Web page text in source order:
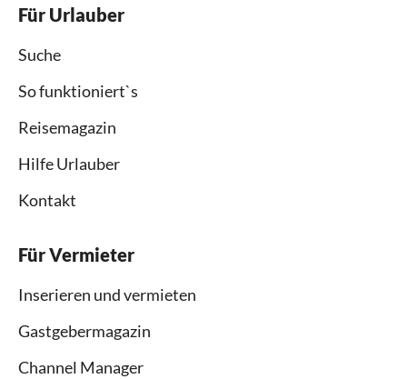
Für Urlauber
Suche
So funktioniert`s
Reisemagazin
Hilfe Urlauber
Kontakt
Für Vermieter
Inserieren und vermieten
Gastgebermagazin
Channel Manager